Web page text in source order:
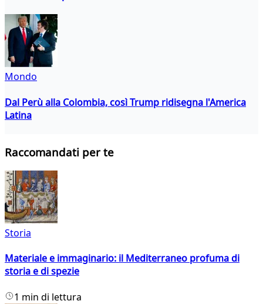
Mondo
Dal Perù alla Colombia, così Trump ridisegna l'America
Latina
Raccomandati per te
Storia
Materiale e immaginario: il Mediterraneo profuma di
storia e di spezie
1 min di lettura